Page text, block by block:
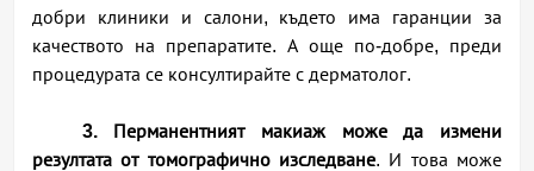
добри клиники и салони, където има гаранции за
качеството на препаратите. А още по-добре, преди
процедурата се консултирайте с дерматолог.
3. Перманентният макиаж може да измени
резултата от томографично изследване. И това може